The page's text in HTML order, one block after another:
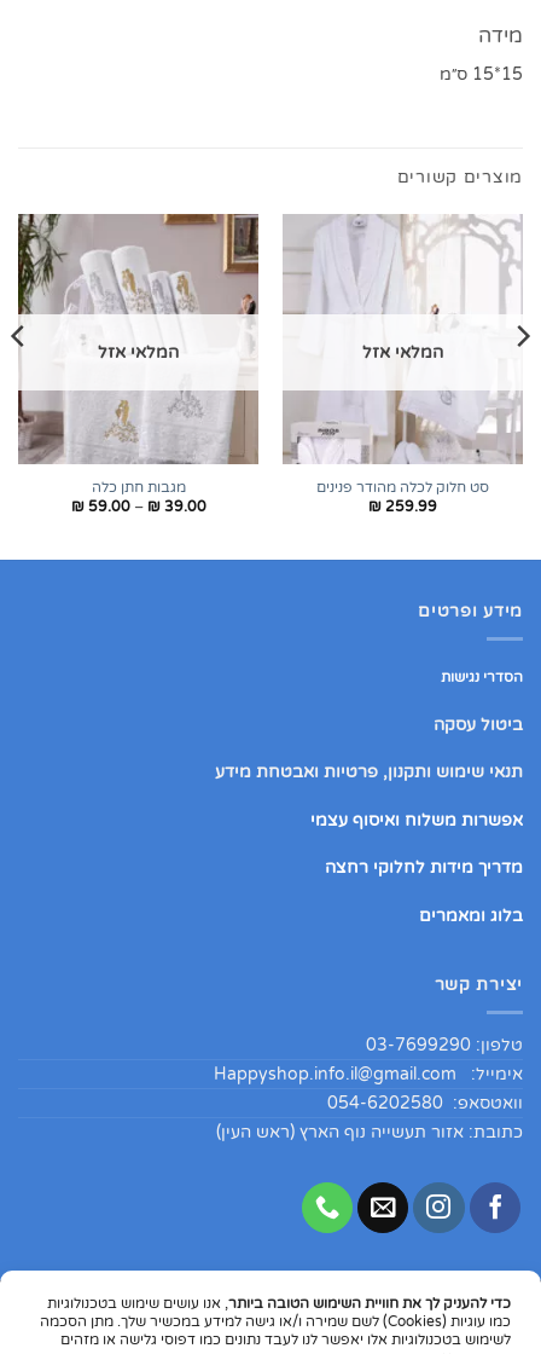
כדי להעניק לך את חוויית השימוש הטובה ביותר, אנו עושים שימוש בטכנולוגיות
כמו עוגיות (Cookies) לשם שמירה ו/או גישה למידע במכשיר שלך. מתן הסכמה
לשימוש בטכנולוגיות אלו יאפשר לנו לעבד נתונים כמו דפוסי גלישה או מזהים
מידה
15*15 ס״מ
מוצרים קשורים
המלאי אזל
סט חלוק לכלה מהודר פנינים
₪ 259.99
המלאי אזל
מגבות חתן כלה
₪39.00
–
₪59.00
⁦₪ 59.00⁩
מידע ופרטים
הסדרי נגישות
ביטול עסקה
תנאי שימוש ותקנון, פרטיות ואבטחת מידע
אפשרות משלוח ואיסוף עצמי
מדריך מידות לחלוקי רחצה
בלוג ומאמרים
יצירת קשר
טלפון: 03-7699290
אימייל: Happyshop.info.il@gmail.com
וואטסאפ: 054-6202580
כתובת: אזור תעשייה נוף הארץ (ראש העין)
Copyright 2026 ©HappyShopIL
Apple
Google
PayPal
Visa
MasterCard
Dinners